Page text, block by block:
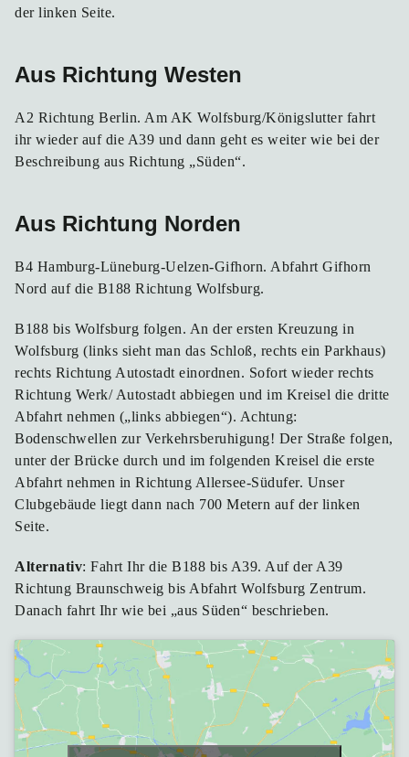
der linken Seite.
Aus Richtung Westen
A2 Richtung Berlin. Am AK Wolfsburg/Königslutter fahrt
ihr wieder auf die A39 und dann geht es weiter wie bei der
Beschreibung aus Richtung „Süden“.
Aus Richtung Norden
B4 Hamburg-Lüneburg-Uelzen-Gifhorn. Abfahrt Gifhorn
Nord auf die B188 Richtung Wolfsburg.
B188 bis Wolfsburg folgen. An der ersten Kreuzung in
Wolfsburg (links sieht man das Schloß, rechts ein Parkhaus)
rechts Richtung Autostadt einordnen. Sofort wieder rechts
Richtung Werk/ Autostadt abbiegen und im Kreisel die dritte
Abfahrt nehmen („links abbiegen“). Achtung:
Bodenschwellen zur Verkehrsberuhigung! Der Straße folgen,
unter der Brücke durch und im folgenden Kreisel die erste
Abfahrt nehmen in Richtung Allersee-Südufer. Unser
Clubgebäude liegt dann nach 700 Metern auf der linken
Seite.
Alternativ: Fahrt Ihr die B188 bis A39. Auf der A39
Richtung Braunschweig bis Abfahrt Wolfsburg Zentrum.
Danach fahrt Ihr wie bei „aus Süden“ beschrieben.